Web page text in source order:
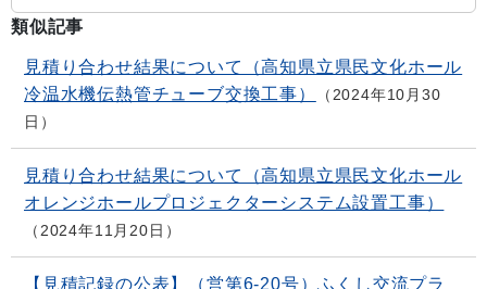
類似記事
見積り合わせ結果について（高知県立県民文化ホール
冷温水機伝熱管チューブ交換工事）
2024年10月30
日
見積り合わせ結果について（高知県立県民文化ホール
オレンジホールプロジェクターシステム設置工事）
2024年11月20日
【見積記録の公表】（営第6-20号）ふくし交流プラ